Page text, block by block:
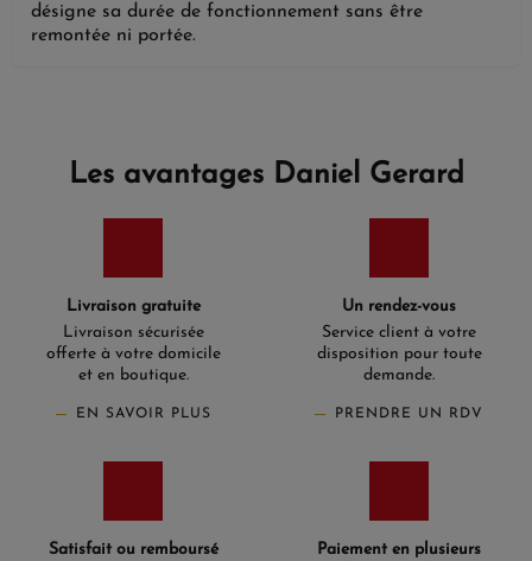
désigne sa durée de fonctionnement sans être
remontée ni portée.
Les avantages Daniel Gerard
Livraison gratuite
Livraison sécurisée
offerte à votre domicile
et en boutique.
EN SAVOIR PLUS
Un rendez-vous
Service client à votre
disposition pour toute
demande.
PRENDRE UN RDV
Satisfait ou remboursé
Paiement en plusieurs